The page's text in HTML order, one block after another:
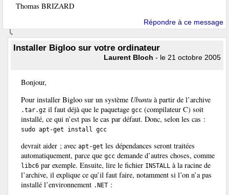
Thomas BRIZARD
Répondre à ce message
Installer Bigloo sur votre ordinateur
Laurent Bloch - le 21 octobre 2005
Bonjour,
Pour installer Bigloo sur un système Ubuntu à partir de l’archive
.tar.gz il faut déjà que le paquetage gcc (compilateur C) soit
installé, ce qui n’est pas le cas par défaut. Donc, selon les cas :
sudo apt-get install gcc
devrait aider ; avec apt-get les dépendances seront traitées
automatiquement, parce que gcc demande d’autres choses, comme
libc6 par exemple. Ensuite, lire le fichier INSTALL à la racine de
l’archive, il explique ce qu’il faut faire, notamment si l’on n’a pas
installé l’environnement .NET :